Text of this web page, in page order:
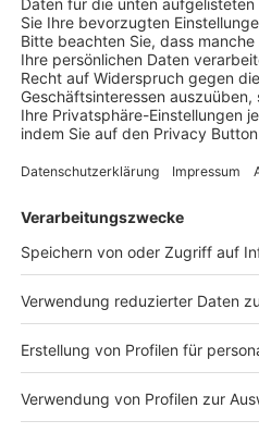
den Bildschirm
muss gewährleistet
Geräte für die Arbeit
genutzte PCs und Tablets
lokal gespeichert werden
gelöscht werden,
existieren. Es bietet sich
Unternehmens von privaten
getrennt werden, z.B. durch